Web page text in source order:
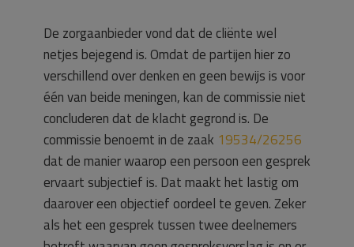
De zorgaanbieder vond dat de cliënte wel
netjes bejegend is. Omdat de partijen hier zo
verschillend over denken en geen bewijs is voor
één van beide meningen, kan de commissie niet
concluderen dat de klacht gegrond is. De
commissie benoemt in de zaak 19534/26256
dat de manier waarop een persoon een gesprek
ervaart subjectief is. Dat maakt het lastig om
daarover een objectief oordeel te geven. Zeker
als het een gesprek tussen twee deelnemers